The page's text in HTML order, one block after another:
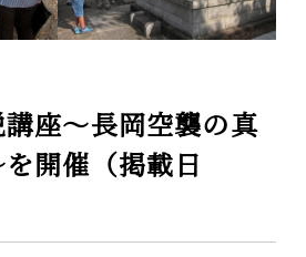
座～長岡空襲の真
開催（掲載日